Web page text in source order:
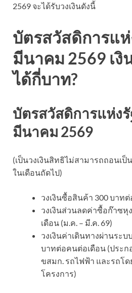
2569 จะได้รับวงเงินดังนี้
บัตรสวัสดิการแห่
มีนาคม 2569 เ
ได้กี่บาท?
บัตรสวัสดิการแห่ง
มีนาคม 2569
(เป็นวงเงินสิทธิไม่สามารถถอนเป็
ในเดือนถัดไป)
วงเงินซื้อสินค้า 300 บาท
วงเงินส่วนลดค่าซื้อก๊าซหุ
เดือน (ม.ค. – มี.ค. 69)
วงเงินค่าเดินทางผ่านระ
บาทต่อคนต่อเดือน (ประก
ขสมก. รถไฟฟ้า และรถโด
โครงการ)